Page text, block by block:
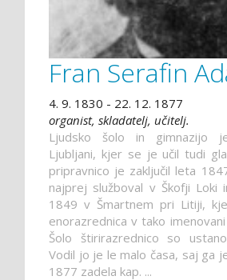
Fran Serafin
4. 9. 1830 - 22. 12. 1877
organist, skladatelj, učitelj.
Ljudsko šolo in gimnazijo
Ljubljani, kjer se je učil tudi
pripravnico je zaključil leta
najprej služboval v Škofji Loki
1849 v Šmartnem pri Litiji,
enorazrednica v tako
Šolo štirirazrednico so
Vodil jo je le malo časa, saj ga
1877 zadela kap. ...